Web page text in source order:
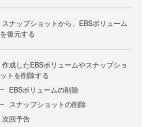
スナップショットから、EBSボリューム
を復元する
作成したEBSボリュームやスナップショ
ットを削除する
EBSボリュームの削除
スナップショットの削除
次回予告